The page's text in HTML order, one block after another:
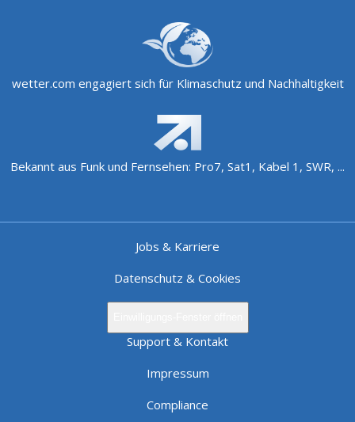
wetter.com engagiert sich für Klimaschutz und Nachhaltigkeit
Bekannt aus Funk und Fernsehen: Pro7, Sat1, Kabel 1, SWR, ...
Jobs & Karriere
Datenschutz & Cookies
Support & Kontakt
Impressum
Compliance